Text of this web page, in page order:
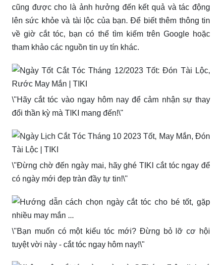
cũng được cho là ảnh hưởng đến kết quả và tác động
lên sức khỏe và tài lộc của bạn. Để biết thêm thông tin
về giờ cắt tóc, bạn có thể tìm kiếm trên Google hoặc
tham khảo các nguồn tin uy tín khác.
\"Hãy cắt tóc vào ngay hôm nay để cảm nhận sự thay
đổi thần kỳ mà TIKI mang đến!\"
\"Đừng chờ đến ngày mai, hãy ghé TIKI cắt tóc ngay để
có ngày mới đẹp tràn đầy tự tin!\"
\"Bạn muốn có một kiểu tóc mới? Đừng bỏ lỡ cơ hội
tuyệt vời này - cắt tóc ngay hôm nay!\"